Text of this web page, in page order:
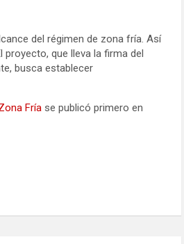
del régimen de zona fría. Así
que lleva la firma del
busca establecer
Fría se publicó primero en